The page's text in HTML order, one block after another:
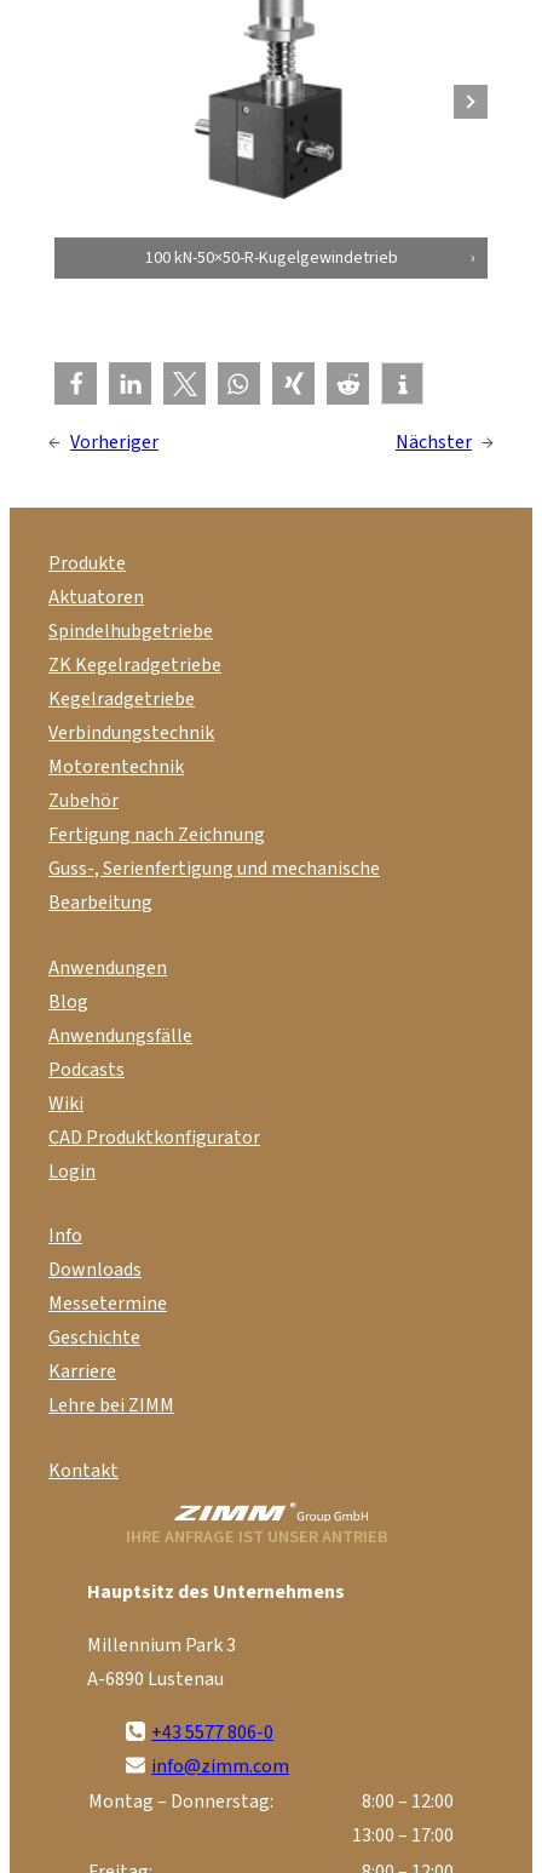
100 kN-50×50-R-Kugelgewindetrieb
← Vorheriger Nächster →
Produkte
Aktuatoren
Spindelhubgetriebe
ZK Kegelradgetriebe
Kegelradgetriebe
Verbindungstechnik
Motorentechnik
Zubehör
Fertigung nach Zeichnung
Guss-, Serienfertigung und mechanische
Bearbeitung
Anwendungen
Blog
Anwendungsfälle
Podcasts
Wiki
CAD Produktkonfigurator
Login
Info
Downloads
Messetermine
Geschichte
Karriere
Lehre bei ZIMM
Kontakt
IHRE ANFRAGE IST UNSER ANTRIEB
Hauptsitz des Unternehmens
Millennium Park 3
A-6890 Lustenau
+43 5577 806-0
info@zimm.com
Montag – Donnerstag:
8:00 – 12:00
13:00 – 17:00